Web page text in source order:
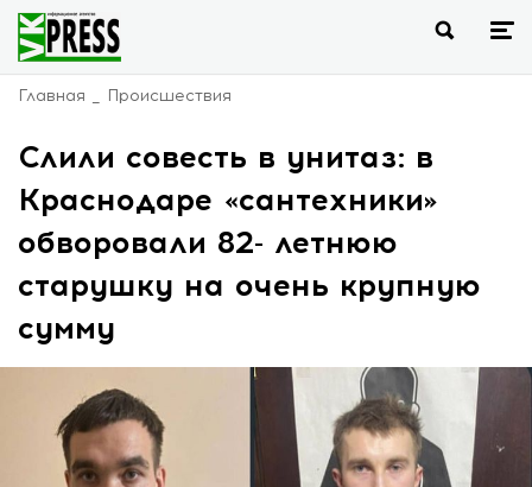
Главная Происшествия
Слили совесть в унитаз: в
Краснодаре «сантехники»
обворовали 82- летнюю
старушку на очень крупную
сумму